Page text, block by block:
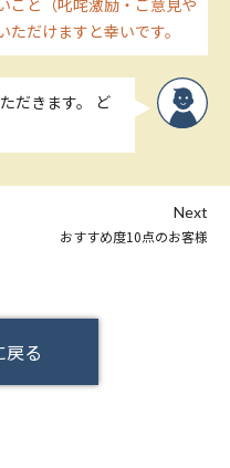
だけますと幸いです。
だきます。 ど
戻る
Next
おすすめ度10点のお客様